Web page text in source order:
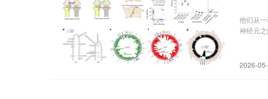
他们从
神经元之
2026-